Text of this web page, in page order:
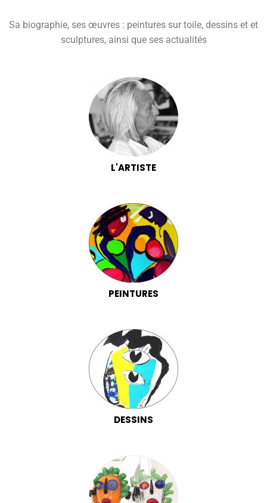
Sa biographie, ses œuvres : peintures sur toile, dessins et et
sculptures, ainsi que ses actualités
L'ARTISTE
PEINTURES
DESSINS